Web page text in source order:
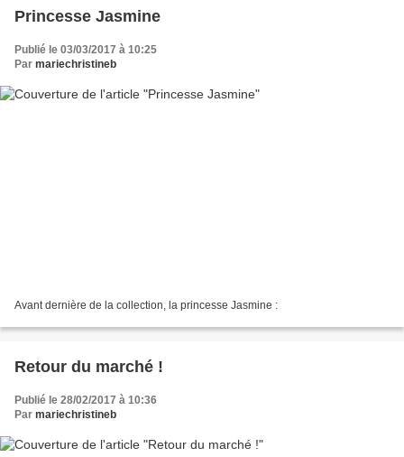
Princesse Jasmine
Publié le 03/03/2017 à 10:25
Par mariechristineb
Avant dernière de la collection, la princesse Jasmine :
Retour du marché !
Publié le 28/02/2017 à 10:36
Par mariechristineb